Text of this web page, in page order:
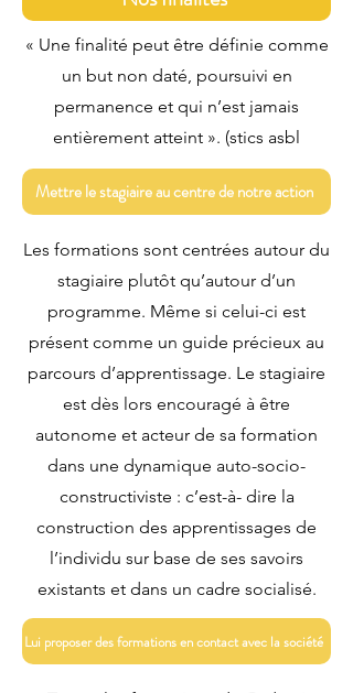
« Une finalité peut être définie comme
un but non daté, poursuivi en
permanence et qui n’est jamais
entièrement atteint ». (stics asbl
Mettre le stagiaire au centre de notre action
Les formations sont centrées autour du
stagiaire plutôt qu’autour d’un
programme. Même si celui-ci est
présent comme un guide précieux au
parcours d’apprentissage. Le stagiaire
est dès lors encouragé à être
autonome et acteur de sa formation
dans une dynamique auto-socio-
constructiviste : c’est-à- dire la
construction des apprentissages de
l’individu sur base de ses savoirs
existants et dans un cadre socialisé.
Lui proposer des formations en contact avec la société